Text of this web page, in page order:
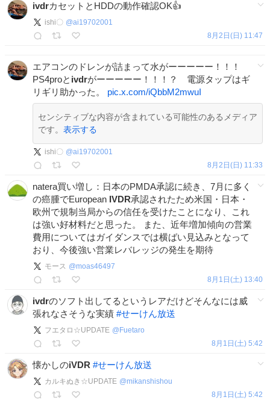
ivdrカセットとHDDの動作確認OK👍
ishi〇 @ai19702001
8月2日(日) 11:47
エアコンのドレンが詰まって水がーーーーー！！！
PS4proと ivdrがーーーーー！！！？ 電源タップはギ
リギリ助かった。 pic.x.com/iQbbM2mwuI
センシティブな内容が含まれている可能性のあるメディア
です。 表示する
ishi〇 @ai19702001
8月2日(日) 11:33
natera買い増し：日本のPMDA承認に続き、7月に多く
の癌腫でEuropean IVDR承認されたため米国・日本・
欧州で規制当局からの信任を受けたことになり、これ
は強い好材料だと思った。 また、近年増加傾向の営業
費用についてはガイダンスでは横ばい見込みとなって
おり、今後強い営業レバレッジの発生を期待
モース @moas46497
8月1日(土) 13:40
ivdrのソフト出してるというレアだけどそんなには威
張れなさそうな実績 #せーけん放送
フエタロ☆UPDATE @ Fuetaro
8月1日(土) 5:42
懐かしのiVDR #せーけん放送
カルキぬき☆UPDATE @mikanshishou
8月1日(土) 5:42